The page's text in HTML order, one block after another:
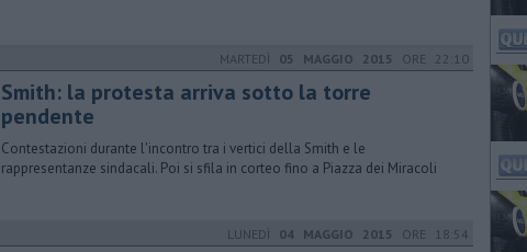
MARTEDÌ 05 MAGGIO 2015 ORE 22:10
Smith: la protesta arriva sotto la torre
pendente
Contestazioni durante l'incontro tra i vertici della Smith e le
rappresentanze sindacali. Poi si sfila in corteo fino a Piazza dei Miracoli
LUNEDÌ 04 MAGGIO 2015 ORE 18:54